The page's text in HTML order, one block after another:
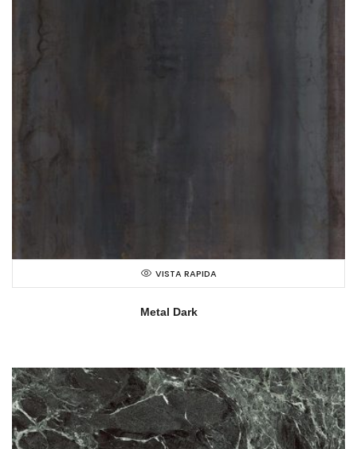
VISTA RAPIDA
Metal Dark